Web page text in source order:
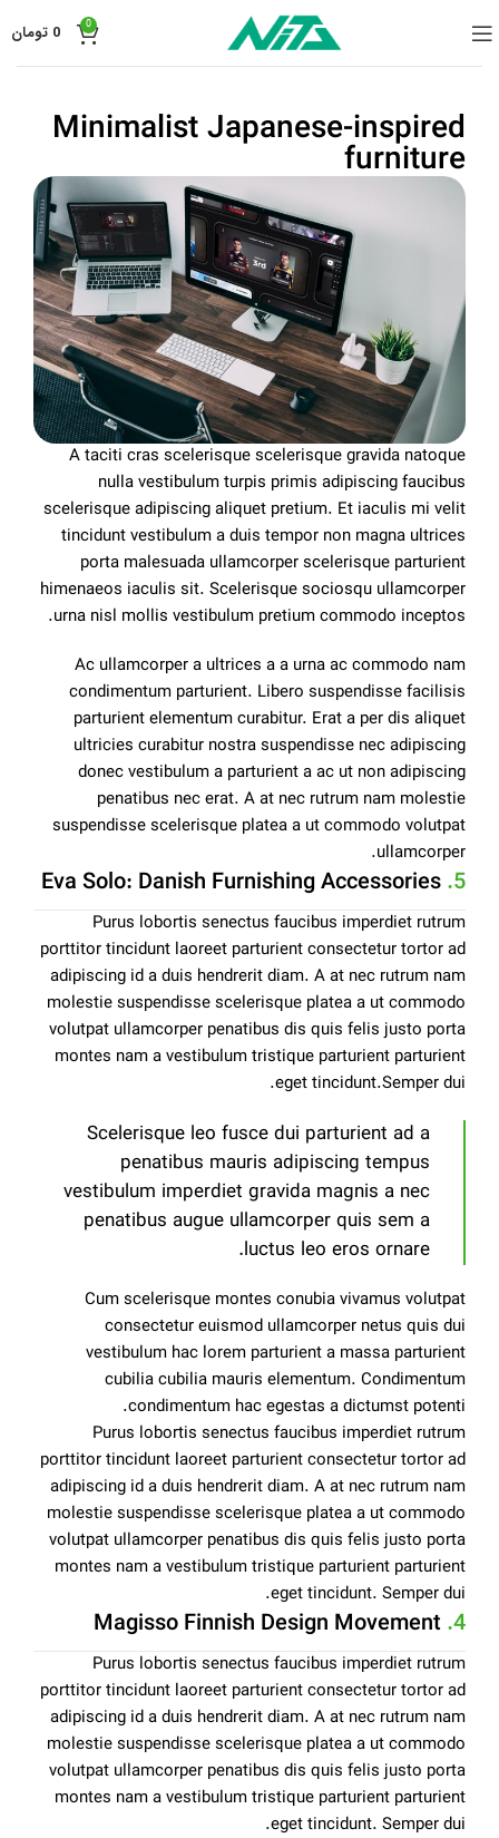
0
0 تومان
Minimalist Japanese-inspired
furniture
A taciti cras scelerisque scelerisque gravida natoque
nulla vestibulum turpis primis adipiscing faucibus
scelerisque adipiscing aliquet pretium. Et iaculis mi velit
tincidunt vestibulum a duis tempor non magna ultrices
porta malesuada ullamcorper scelerisque parturient
himenaeos iaculis sit. Scelerisque sociosqu ullamcorper
urna nisl mollis vestibulum pretium commodo inceptos.
Ac ullamcorper a ultrices a a urna ac commodo nam
condimentum parturient. Libero suspendisse facilisis
parturient elementum curabitur. Erat a per dis aliquet
ultricies curabitur nostra suspendisse nec adipiscing
donec vestibulum a parturient a ac ut non adipiscing
penatibus nec erat. A at nec rutrum nam molestie
suspendisse scelerisque platea a ut commodo volutpat
ullamcorper.
5.
Purus lobortis senectus faucibus imperdiet rutrum
porttitor tincidunt laoreet parturient consectetur tortor ad
adipiscing id a duis hendrerit diam. A at nec rutrum nam
molestie suspendisse scelerisque platea a ut commodo
volutpat ullamcorper penatibus dis quis felis justo porta
montes nam a vestibulum tristique parturient parturient
eget tincidunt.Semper dui.
Scelerisque leo fusce dui parturient ad a
penatibus mauris adipiscing tempus
vestibulum imperdiet gravida magnis a nec
penatibus augue ullamcorper quis sem a
luctus leo eros ornare.
Cum scelerisque montes conubia vivamus volutpat
consectetur euismod ullamcorper netus quis dui
vestibulum hac lorem parturient a massa parturient
cubilia cubilia mauris elementum. Condimentum
condimentum hac egestas a dictumst potenti.
Purus lobortis senectus faucibus imperdiet rutrum
porttitor tincidunt laoreet parturient consectetur tortor ad
adipiscing id a duis hendrerit diam. A at nec rutrum nam
molestie suspendisse scelerisque platea a ut commodo
volutpat ullamcorper penatibus dis quis felis justo porta
montes nam a vestibulum tristique parturient parturient
eget tincidunt. Semper dui.
4.
Purus lobortis senectus faucibus imperdiet rutrum
porttitor tincidunt laoreet parturient consectetur tortor ad
adipiscing id a duis hendrerit diam. A at nec rutrum nam
molestie suspendisse scelerisque platea a ut commodo
volutpat ullamcorper penatibus dis quis felis justo porta
montes nam a vestibulum tristique parturient parturient
eget tincidunt. Semper dui.